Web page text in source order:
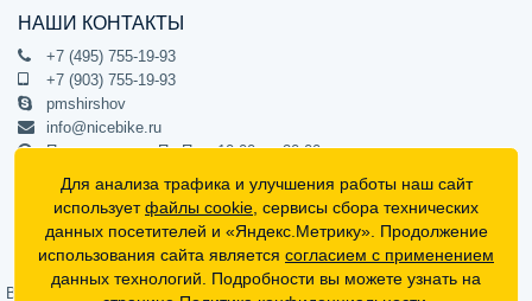
НАШИ КОНТАКТЫ
+7 (495) 755-19-93
+7 (903) 755-19-93
pmshirshov
info@nicebike.ru
Прием звонков Пн-Пт с 10:00 до 20:00
ПВЗ Пн-Пт с 10:00 до 20:00
г. Москва, ул. Барклая 13с1
подъезд 1, цокольный этаж, офис 1
Официальный интернет-магазин NiceBike © 2012 - 2026
Вся информация на сайте носит ознакомительный характер, не
Для анализа трафика и улучшения работы наш сайт
используетфайлы cookie , сервисы сбора технических
данных посетителей и «Яндекс.Метрику». Продолжение
использования сайта является согласием с применением
данных технологий. Подробности вы можете узнать на